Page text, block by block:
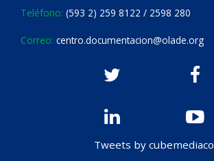
Teléfono: (593 2) 259 8122 / 2598 280
Correo: centro.documentacion@olade.org
Tweets by cubemediaco